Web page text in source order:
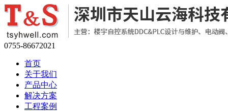
0755-86672021
首页
关于我们
产品中心
解决方案
工程案例